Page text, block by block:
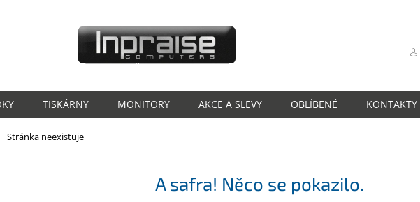
TISKÁRNY MONITORY AKCE A SLEVY OBLÍBENÉ KONTAKTY
Stránka neexistuje
A safra! Něco se pokazilo.